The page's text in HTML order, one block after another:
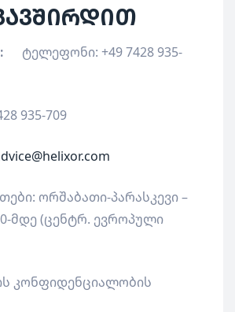
ტელეფონი: +49 7428 935-
935-709
ორშაბათი-პარასკევი –
მდე (ცენტრ. ევროპული
კონფიდენციალობის